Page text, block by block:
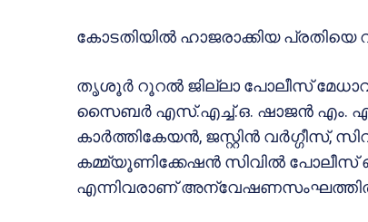
കോടതിയിൽ ഹാജരാക്കിയ
തൃശൂർ റൂറൽ ജില്ലാ പോലീസ്
സൈബർ എസ്.എച്ച്.ഒ. ഷാജൻ എം.
കാർത്തികേയൻ, ജസ്റ്റിൻ വർഗ്ഗീസ്,
കമ്മ്യൂണിക്കേഷൻ സിവിൽ
എന്നിവരാണ് അന്വേഷണസംഘത്തിൽ